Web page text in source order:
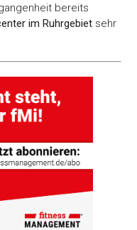
bereits
im Ruhrgebiet sehr